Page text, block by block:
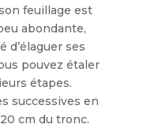
feuillage est
abondante,
d’élaguer ses
pouvez étaler
éta­pes.
successives en
cm du tronc.